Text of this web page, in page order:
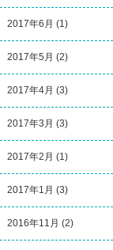
2017年6月 (1)
2017年5月 (2)
2017年4月 (3)
2017年3月 (3)
2017年2月 (1)
2017年1月 (3)
2016年11月 (2)